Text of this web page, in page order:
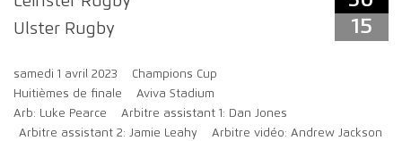
Ulster Rugby
15
samedi 1 avril 2023
Champions Cup
Huitièmes de finale
Aviva Stadium
Arb: Luke Pearce
Arbitre assistant 1: Dan Jones
Arbitre assistant 2: Jamie Leahy
Arbitre vidéo: Andrew Jackson